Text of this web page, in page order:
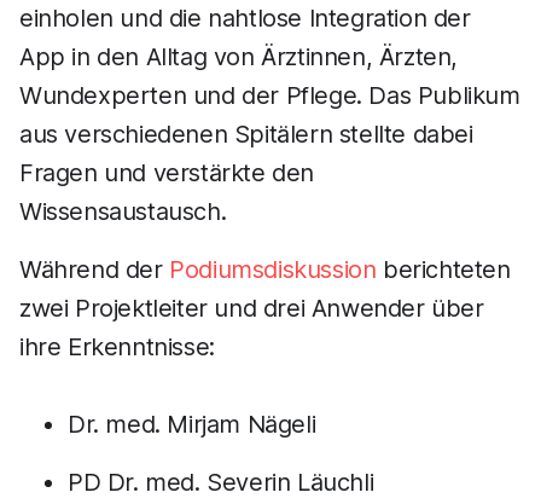
einholen und die nahtlose Integration der
App in den Alltag von Ärztinnen, Ärzten,
Wundexperten und der Pflege. Das Publikum
aus verschiedenen Spitälern stellte dabei
Fragen und verstärkte den
Wissensaustausch.
Während der Podiumsdiskussion berichteten
zwei Projektleiter und drei Anwender über
ihre Erkenntnisse:
Dr. med. Mirjam Nägeli
PD Dr. med. Severin Läuchli